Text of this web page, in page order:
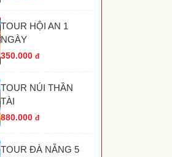
TOUR HỘI AN 1
NGÀY
350.000 đ
TOUR NÚI THẦN
TÀI
880.000 đ
TOUR ĐÀ NẴNG 5